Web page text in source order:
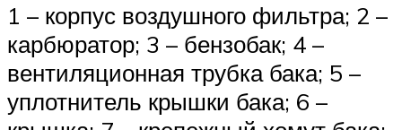
1 – корпус воздушного фильтра; 2 –
карбюратор; 3 – бензобак; 4 –
вентиляционная трубка бака; 5 –
уплотнитель крышки бака; 6 –